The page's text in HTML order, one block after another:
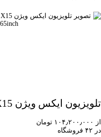
تلویزیون ایکس ویژن X15 سایز ۶۵ اینچ
از ۱۰۴٫۲۰۰٫۰۰۰ تومان
در ۴۲ فروشگاه